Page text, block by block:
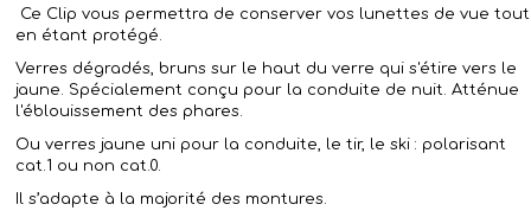
Ce Clip vous permettra de conserver vos lunettes de vue tout
en étant protégé.
Verres dégradés, bruns sur le haut du verre qui s'étire vers le
jaune. Spécialement conçu pour la conduite de nuit. Atténue
l'éblouissement des phares.
Ou verres jaune uni pour la conduite, le tir, le ski : polarisant
cat.1 ou non cat.0.
Il s’adapte à la majorité des montures.